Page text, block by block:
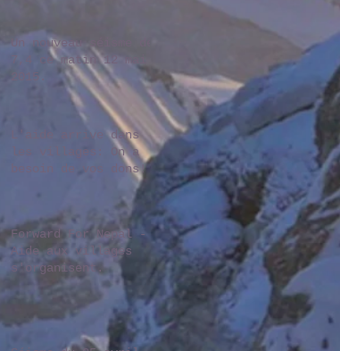
Un nouveau séisme de
7,4 ce matin 12 mai
2015.
L'aide arrive dans
les villages: On a
besoin de vos dons!
Forward For Nepal -
Aide aux villages
s'organisent.